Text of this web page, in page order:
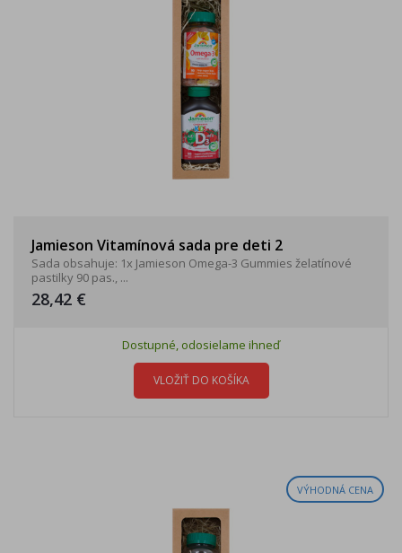
Jamieson Vitamínová sada pre deti 2
Sada obsahuje: 1x Jamieson Omega-3 Gummies želatínové
pastilky 90 pas., ...
28,42 €
Dostupné, odosielame ihneď
VLOŽIŤ DO KOŠÍKA
VÝHODNÁ CENA